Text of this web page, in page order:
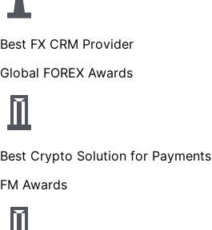
Best FX CRM Provider
Global FOREX Awards
Best Crypto Solution for Payments
FM Awards